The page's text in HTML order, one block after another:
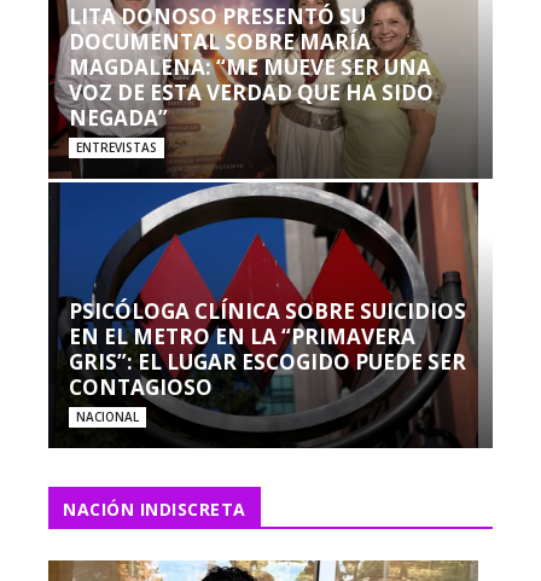
LITA DONOSO PRESENTÓ SU
DOCUMENTAL SOBRE MARÍA
MAGDALENA: “ME MUEVE SER UNA
VOZ DE ESTA VERDAD QUE HA SIDO
NEGADA”
ENTREVISTAS
PSICÓLOGA CLÍNICA SOBRE SUICIDIOS
EN EL METRO EN LA “PRIMAVERA
GRIS”: EL LUGAR ESCOGIDO PUEDE SER
CONTAGIOSO
NACIONAL
NACIÓN INDISCRETA